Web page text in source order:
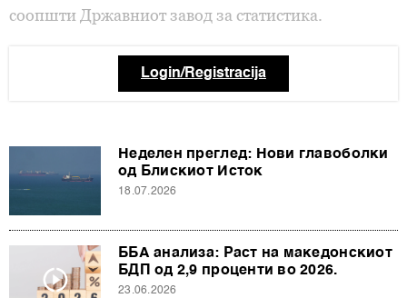
соопшти Државниот завод за статистика.
Login/Registracija
Неделен преглед: Нови главоболки
од Блискиот Исток
18.07.2026
ББА анализа: Раст на македонскиот
БДП од 2,9 проценти во 2026.
23.06.2026